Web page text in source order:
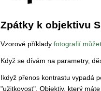
Zpátky k objektivu
Vzorové příklady fotografií
Když se dívám na parametry,
Ikdyž přenos kontrastu vypadá
"užitkovost". Objektiv, který